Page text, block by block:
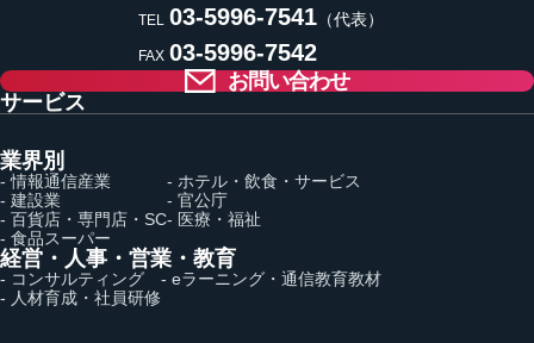
TEL 03-5996-7541（代表）
FAX 03-5996-7542
お問い合わせ
サービス
業界別
- 情報通信産業
- 建設業
- 百貨店・専門店・SC
- 食品スーパー
- ホテル・飲食・サービス
- 官公庁
- 医療・福祉
経営・人事・営業・教育
- コンサルティング
- 人材育成・社員研修
- eラーニング・通信教育教材